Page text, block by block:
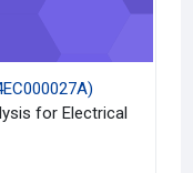
for Electrical